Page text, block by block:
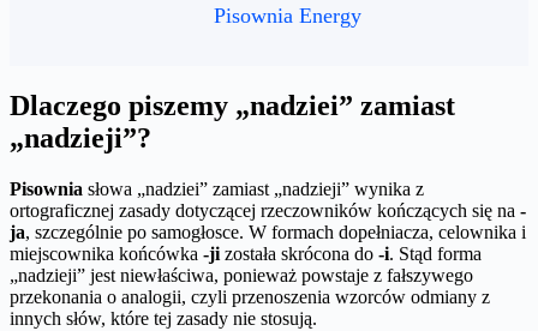
Pisownia Energy
Dlaczego piszemy „nadziei” zamiast
„nadzieji”?
Pisownia słowa „nadziei” zamiast „nadzieji” wynika z
ortograficznej zasady dotyczącej rzeczowników kończących się na -
ja, szczególnie po samogłosce. W formach dopełniacza, celownika i
miejscownika końcówka -ji została skrócona do -i. Stąd forma
„nadzieji” jest niewłaściwa, ponieważ powstaje z fałszywego
przekonania o analogii, czyli przenoszenia wzorców odmiany z
innych słów, które tej zasady nie stosują.